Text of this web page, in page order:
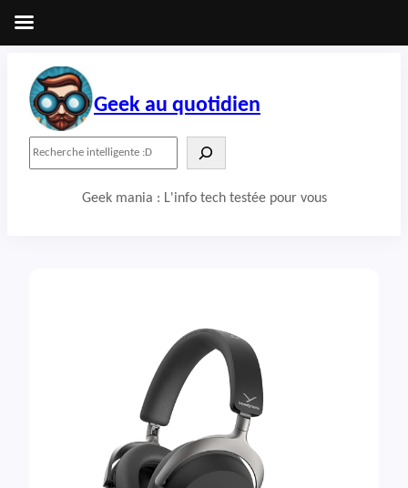
contenu
Geek au quotidien
Geek mania : L'info tech testée pour vous